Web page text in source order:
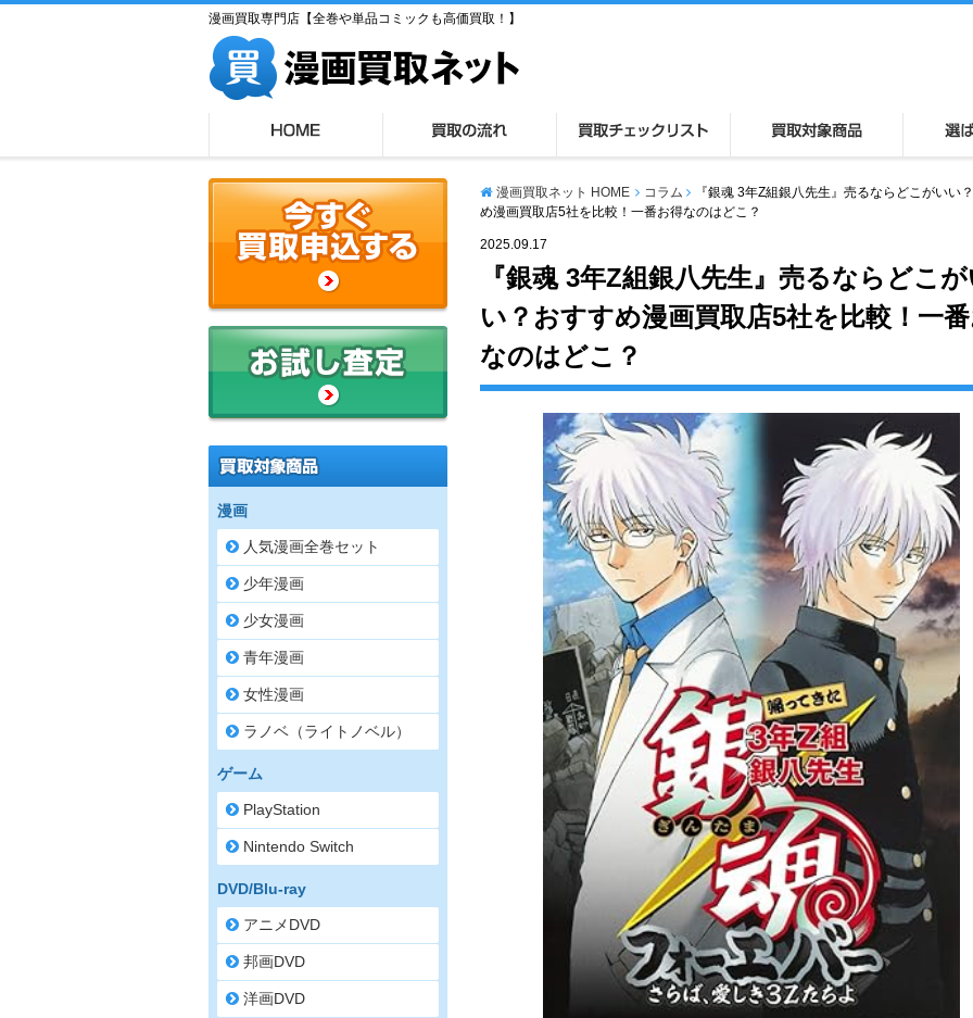
漫画買取専門店【全巻や単品コミックも高価買取！】
漫画買取ネット HOME コラム
『銀魂 3年Z組銀八先生』売るならどこがいい
め漫画買取店5社を比較！一番お得なのはどこ？
2025.09.17
『銀魂 3年Z組銀八先生』売るならどこ
い？おすすめ漫画買取店5社を比較！一
なのはどこ？
漫画
人気漫画全巻セット
少年漫画
少女漫画
青年漫画
女性漫画
ラノベ（ライトノベル）
ゲーム
PlayStation
Nintendo Switch
DVD/Blu-ray
アニメDVD
邦画DVD
洋画DVD